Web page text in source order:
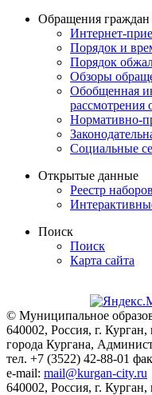
Обращения граждан
Интернет-
Порядок и
Порядок
Обзоры
Обобщенная
Нормативно-
Социальные
Открытые данные
Реестр
Поиск
Поиск
Карта сайта
© Муниципальное
640002, Россия, г.
города Кургана,
тел. +7 (3522) 42-88-01
e-mail: mail@kurgan-city.ru
640002, Россия, г.